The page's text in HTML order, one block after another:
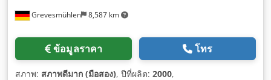
Grevesmühlen 8,587 km
ข้อมูลราคา โทร
สภาพ: สภาพดีมาก (มือสอง), ปีที่ผลิต: 2000,